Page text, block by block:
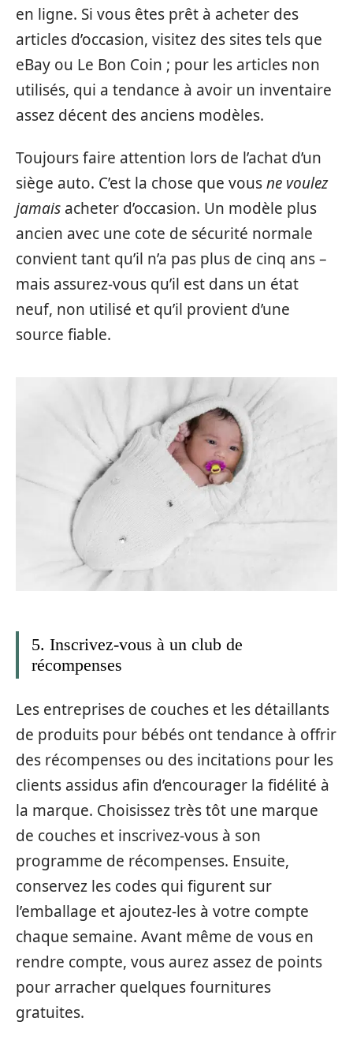
en ligne. Si vous êtes prêt à acheter des
articles d’occasion, visitez des sites tels que
eBay ou Le Bon Coin ; pour les articles non
utilisés, qui a tendance à avoir un inventaire
assez décent des anciens modèles.
Toujours faire attention lors de l’achat d’un
siège auto. C’est la chose que vousne voulez
jamais acheter d’occasion. Un modèle plus
ancien avec une cote de sécurité normale
convient tant qu’il n’a pas plus de cinq ans –
mais assurez-vous qu’il est dans un état
neuf, non utilisé et qu’il provient d’une
source fiable.
5. Inscrivez-vous à un club de
récompenses
Les entreprises de couches et les détaillants
de produits pour bébés ont tendance à offrir
des récompenses ou des incitations pour les
clients assidus afin d’encourager la fidélité à
la marque. Choisissez très tôt une marque
de couches et inscrivez-vous à son
programme de récompenses. Ensuite,
conservez les codes qui figurent sur
l’emballage et ajoutez-les à votre compte
chaque semaine. Avant même de vous en
rendre compte, vous aurez assez de points
pour arracher quelques fournitures
gratuites.